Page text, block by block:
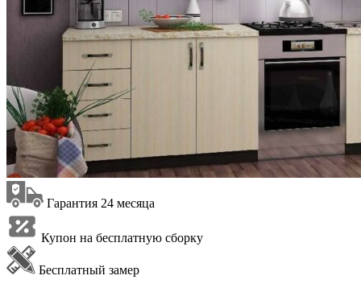
Гарантия 24 месяца
Купон на бесплатную сборку
Бесплатный замер